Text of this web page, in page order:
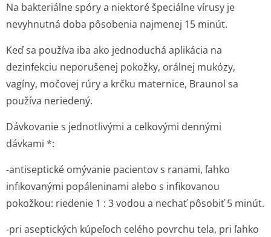
Na bakteriálne spóry a niektoré špeciálne vírusy je
nevyhnutná doba pôsobenia najmenej 15 minút.
Keď sa používa iba ako jednoduchá aplikácia na
dezinfekciu neporušenej pokožky, orálnej mukózy,
vagíny, močovej rúry a krčku maternice, Braunol sa
používa neriedený.
Dávkovanie s jednotlivými a celkovými dennými
dávkami *:
-antiseptické omývanie pacientov s ranami, ľahko
infikovanými popáleninami alebo s infikovanou
pokožkou: riedenie 1 : 3 vodou a nechať pôsobiť 5 minút.
-pri aseptických kúpeľoch celého povrchu tela, pri ľahko